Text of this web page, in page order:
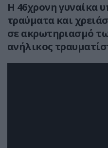
Η 46χρονη γυναίκα
τραύματα και
σε ακρωτηριασμό
ανήλικος